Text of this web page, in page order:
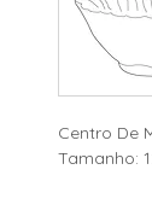
Centro De
Tamanho: